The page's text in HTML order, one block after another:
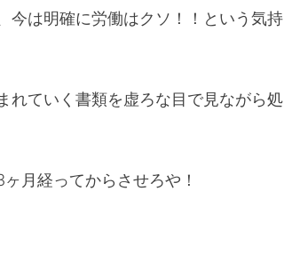
今は明確に労働はクソ！！という気持
れていく書類を虚ろな目で見ながら処
月経ってからさせろや！